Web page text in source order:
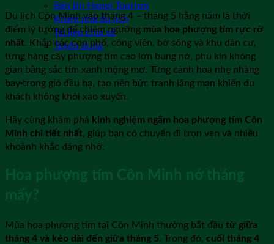
Bản tin Hanoi Tourism
Khám phá du lịch
Tài liệu chia sẻ
Tuyển dụng
Du lịch Côn Minh vào tháng 4 – tháng 5 hằng năm là thời
điểm lý tưởng để chiêm ngưỡng mùa hoa phượng tím rực rỡ
nhất. Khắp các con phố, công viên, bờ sông và khu dân cư,
từng hàng cây phượng tím cao lớn bung nở, phủ kín không
gian bằng sắc tím xanh mộng mơ. Từng cánh hoa nhẹ nhàng
bay trong gió đầu hạ, tạo nên bức tranh lãng mạn khiến du
khách không khỏi xao xuyến.
Hãy cùng khám phá kinh nghiệm ngắm hoa phượng tím Côn
Minh chi tiết nhất, giúp bạn có chuyến đi trọn vẹn và nhiều
khoảnh khắc đáng nhớ.
Hoa phượng tím Côn Minh nở tháng
mấy?
Mùa hoa phượng tím tại Côn Minh thường bắt đầu từ giữa
tháng 4 và kéo dài đến giữa tháng 5. Trong đó, cuối tháng 4